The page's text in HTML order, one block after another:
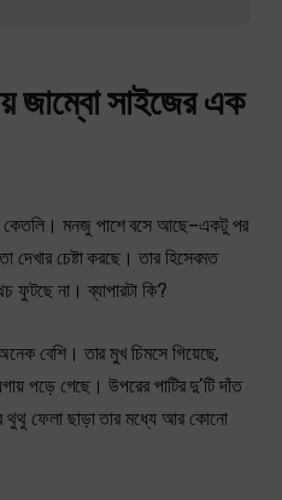
জাম্বো সাইজের এক
কেতলি। মনজু পাশে বসে আছে–একটু পর
দেখার চেষ্টা করছে। তার হিসেবমত
ফুটছে না। ব্যাপারটা কি?
বেশি। তার মুখ চিমসে গিয়েছে,
পড়ে গেছে। উপরের পাটির দু’টি দাঁত
থুথু ফেলা ছাড়া তার মধ্যে আর কোনো